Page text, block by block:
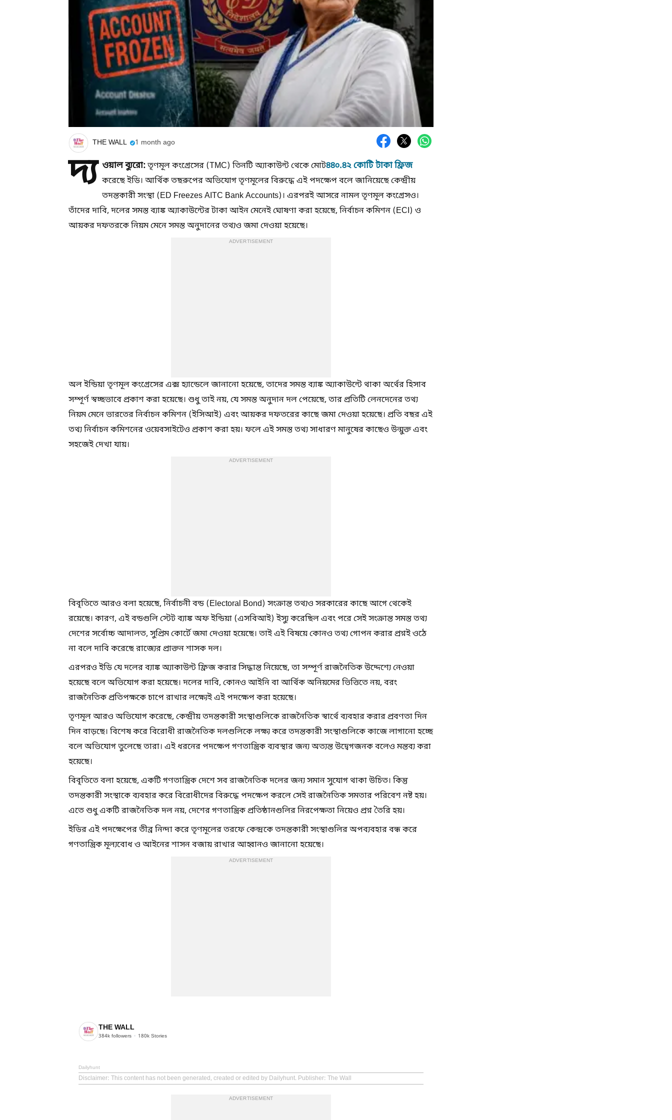
THE WALL 1 month ago
দ্য ওয়াল ব্যুরো:তৃণমূল কংগ্রেসের (TMC) তিনটি অ্যাকাউন্ট থেকে মোট৪৪০.৪২ কোটি টাকা ফ্রিজ
করেছে ইডি। আর্থিক তছরুপের অভিযোগ তৃণমূলের বিরুদ্ধে এই পদক্ষেপ বলে জানিয়েছে কেন্দ্রীয়
তদন্তকারী সংস্থা (ED Freezes AITC Bank Accounts)। এরপরই আসরে নামল তৃণমূল কংগ্রেসও।
তাঁদের দাবি, দলের সমস্ত ব্যাঙ্ক অ্যাকাউন্টের টাকা আইন মেনেই ঘোষণা করা হয়েছে, নির্বাচন কমিশন (ECI) ও
আয়কর দফতরকে নিয়ম মেনে সমস্ত অনুদানের তথ্যও জমা দেওয়া হয়েছে।
ADVERTISEMENT
অল ইন্ডিয়া তৃণমূল কংগ্রেসের এক্স হ্যান্ডেলে জানানো হয়েছে, তাদের সমস্ত ব্যাঙ্ক অ্যাকাউন্টে থাকা অর্থের হিসাব
সম্পূর্ণ স্বচ্ছভাবে প্রকাশ করা হয়েছে। শুধু তাই নয়, যে সমস্ত অনুদান দল পেয়েছে, তার প্রতিটি লেনদেনের তথ্য
নিয়ম মেনে ভারতের নির্বাচন কমিশন (ইসিআই) এবং আয়কর দফতরের কাছে জমা দেওয়া হয়েছে। প্রতি বছর এই
তথ্য নির্বাচন কমিশনের ওয়েবসাইটেও প্রকাশ করা হয়। ফলে এই সমস্ত তথ্য সাধারণ মানুষের কাছেও উন্মুক্ত এবং
সহজেই দেখা যায়।
ADVERTISEMENT
বিবৃতিতে আরও বলা হয়েছে, নির্বাচনী বন্ড (Electoral Bond) সংক্রান্ত তথ্যও সরকারের কাছে আগে থেকেই
রয়েছে। কারণ, এই বন্ডগুলি স্টেট ব্যাঙ্ক অফ ইন্ডিয়া (এসবিআই) ইস্যু করেছিল এবং পরে সেই সংক্রান্ত সমস্ত তথ্য
দেশের সর্বোচ্চ আদালত, সুপ্রিম কোর্টে জমা দেওয়া হয়েছে। তাই এই বিষয়ে কোনও তথ্য গোপন করার প্রশ্নই ওঠে
না বলে দাবি করেছে রাজ্যের প্রাক্তন শাসক দল।
এরপরও ইডি যে দলের ব্যাঙ্ক অ্যাকাউন্ট ফ্রিজ করার সিদ্ধান্ত নিয়েছে, তা সম্পূর্ণ রাজনৈতিক উদ্দেশ্যে নেওয়া
হয়েছে বলে অভিযোগ করা হয়েছে। দলের দাবি, কোনও আইনি বা আর্থিক অনিয়মের ভিত্তিতে নয়, বরং
রাজনৈতিক প্রতিপক্ষকে চাপে রাখার লক্ষ্যেই এই পদক্ষেপ করা হয়েছে।
তৃণমূল আরও অভিযোগ করেছে, কেন্দ্রীয় তদন্তকারী সংস্থাগুলিকে রাজনৈতিক স্বার্থে ব্যবহার করার প্রবণতা দিন
দিন বাড়ছে। বিশেষ করে বিরোধী রাজনৈতিক দলগুলিকে লক্ষ্য করে তদন্তকারী সংস্থাগুলিকে কাজে লাগানো হচ্ছে
বলে অভিযোগ তুলেছে তারা। এই ধরনের পদক্ষেপ গণতান্ত্রিক ব্যবস্থার জন্য অত্যন্ত উদ্বেগজনক বলেও মন্তব্য করা
হয়েছে।
বিবৃতিতে বলা হয়েছে, একটি গণতান্ত্রিক দেশে সব রাজনৈতিক দলের জন্য সমান সুযোগ থাকা উচিত। কিন্তু
তদন্তকারী সংস্থাকে ব্যবহার করে বিরোধীদের বিরুদ্ধে পদক্ষেপ করলে সেই রাজনৈতিক সমতার পরিবেশ নষ্ট হয়।
এতে শুধু একটি রাজনৈতিক দল নয়, দেশের গণতান্ত্রিক প্রতিষ্ঠানগুলির নিরপেক্ষতা নিয়েও প্রশ্ন তৈরি হয়।
ইডির এই পদক্ষেপের তীব্র নিন্দা করে তৃণমূলের তরফে কেন্দ্রকে তদন্তকারী সংস্থাগুলির অপব্যবহার বন্ধ করে
গণতান্ত্রিক মূল্যবোধ ও আইনের শাসন বজায় রাখার আহ্বানও জানানো হয়েছে।
ADVERTISEMENT
THE WALL
384k followers 180k Stories
Dailyhunt
Disclaimer: This content has not been generated, created or edited by Dailyhunt. Publisher: The Wall
ADVERTISEMENT